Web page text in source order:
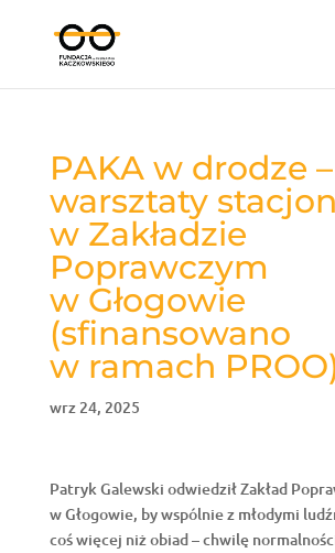
PAKA w drodze –
warsztaty
w Zakładzie
Poprawczym
w Głogowie
(sfinansowano
w ramach
wrz 24, 2025
Patryk Galewski odwiedził Zakład
w Głogowie, by wspólnie z młodymi
coś więcej niż obiad – chwilę